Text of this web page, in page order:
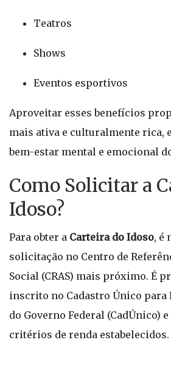
Teatros
Shows
Eventos esportivos
Aproveitar esses benefícios
mais ativa e culturalmente rica,
bem-estar mental e emocional
Como Solicitar a
Idoso?
Para obter a Carteira do Idoso, é
solicitação no Centro de
Social (CRAS) mais próximo. É
inscrito no Cadastro Único para
do Governo Federal (CadÚnico)
critérios de renda estabelecidos.